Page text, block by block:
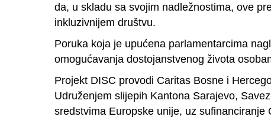
da, u skladu sa svojim nadležnostima, ove
inkluzivnijem društvu.
Poruka koja je upućena parlamentarcima
omogućavanja dostojanstvenog života
Projekt DISC provodi Caritas Bosne i
Udruženjem slijepih Kantona Sarajevo,
sredstvima Europske unije, uz